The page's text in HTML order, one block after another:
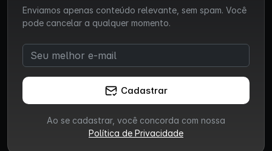
Enviamos apenas conteúdo relevante, sem spam. Você
pode cancelar a qualquer momento.
Cadastrar
Ao se cadastrar, você concorda com nossa
Política de Privacidade